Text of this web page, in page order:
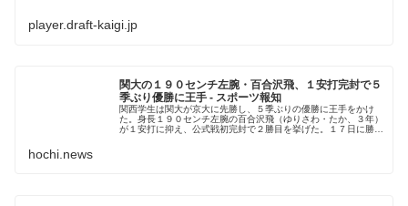
player.draft-kaigi.jp
関大の１９０センチ左腕・百合沢飛、１安打完封で５
季ぶり優勝に王手 - スポーツ報知
関西学生は関大が京大に先勝し、５季ぶりの優勝に王手をかけ
た。身長１９０センチ左腕の百合沢飛（ゆりさわ・たか、３年）
が１安打に抑え、公式戦初完封で２勝目を挙げた。１７日に勝て
hochi.news